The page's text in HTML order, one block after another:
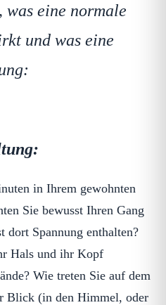
was eine normale
und was eine
in Ihrem gewohnten
Sie bewusst Ihren Gang
Spannung enthalten?
Hals und ihr Kopf
Wie treten Sie auf dem
Blick (in den Himmel, oder